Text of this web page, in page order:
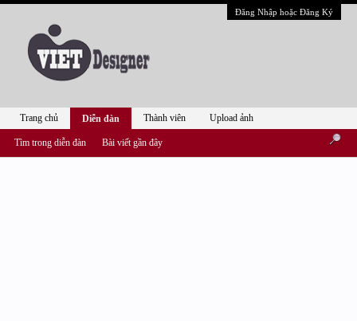
Đăng Nhập hoặc Đăng Ký
Trang chủ Diễn đàn
Tìm trong diễn đàn Bài viết gần đây
Thành viên Upload ảnh